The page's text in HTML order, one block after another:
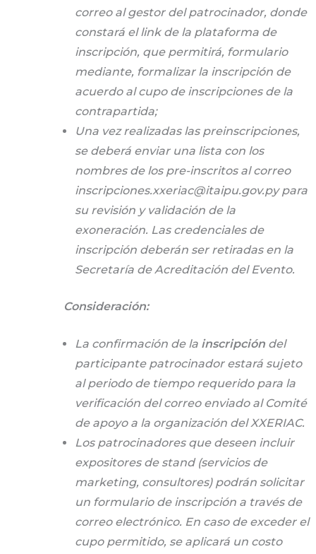
correo al gestor del patrocinador, donde
constará el link de la plataforma de
inscripción, que permitirá, formulario
mediante, formalizar la inscripción de
acuerdo al cupo de inscripciones de la
contrapartida;
Una vez realizadas las preinscripciones,
se deberá enviar una lista con los
nombres de los pre-inscritos al correo
inscripciones.xxeriac@itaipu.gov.py para
su revisión y validación de la
exoneración. Las credenciales de
inscripción deberán ser retiradas en la
Secretaría de Acreditación del Evento.
Consideración:
La confirmación de la inscripción del
participante patrocinador estará sujeto
al periodo de tiempo requerido para la
verificación del correo enviado al Comité
de apoyo a la organización del XXERIAC.
Los patrocinadores que deseen incluir
expositores de stand (servicios de
marketing, consultores) podrán solicitar
un formulario de inscripción a través de
correo electrónico. En caso de exceder el
cupo permitido, se aplicará un costo